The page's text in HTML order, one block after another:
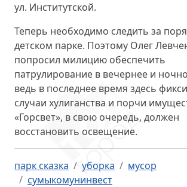
ул. Институтской.
Теперь необходимо следить за
детском парке. Поэтому Олег
попросил милицию обеспечить
патрулирование в вечернее и
ведь в последнее время здесь
случаи хулиганства и порчи
«Горсвет», в свою очередь, должен
восстановить освещение.
парк сказка уборка
мусор
сумыкомунинвест